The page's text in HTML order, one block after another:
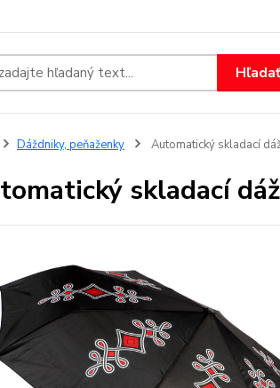
Dáždniky, peňaženky Automatický skladací
skladací